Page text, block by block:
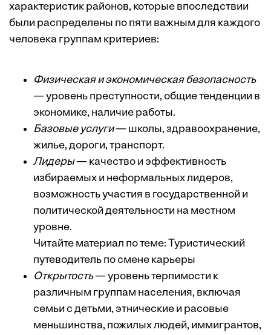
характеристик районов, которые впоследствии
были распределены по пяти важным для каждого
человека группам критериев:
Физическая и экономическая безопасность
— уровень преступности, общие тенденции в
экономике, наличие работы.
Базовые услуги— школы, здравоохранение,
жилье, дороги, транспорт.
Лидеры— качество и эффективность
избираемых и неформальных лидеров,
возможность участия в государственной и
политической деятельности на местном
уровне.
Читайте материал по теме: Туристический
путеводитель по смене карьеры
Открытость— уровень терпимости к
различным группам населения, включая
семьи с детьми, этнические и расовые
меньшинства, пожилых людей, иммигрантов,